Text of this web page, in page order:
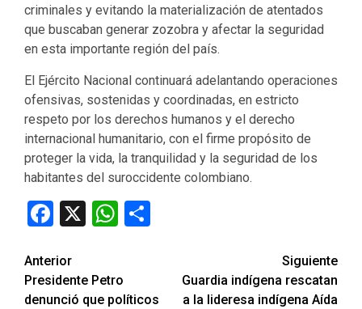
criminales y evitando la materialización de atentados
que buscaban generar zozobra y afectar la seguridad
en esta importante región del país.
El Ejército Nacional continuará adelantando operaciones
ofensivas, sostenidas y coordinadas, en estricto
respeto por los derechos humanos y el derecho
internacional humanitario, con el firme propósito de
proteger la vida, la tranquilidad y la seguridad de los
habitantes del suroccidente colombiano.
Facebook
X WhatsApp
Seguir
leyendo
Anterior
Presidente Petro
denunció que políticos
Siguiente
Guardia indígena rescatan
a la lideresa indígena Aída